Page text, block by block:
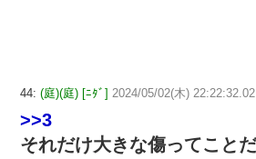
44: (庭)(庭) [ﾆﾀﾞ] 2024/05/02(木)
>>3
それだけ大きな傷ってことだ